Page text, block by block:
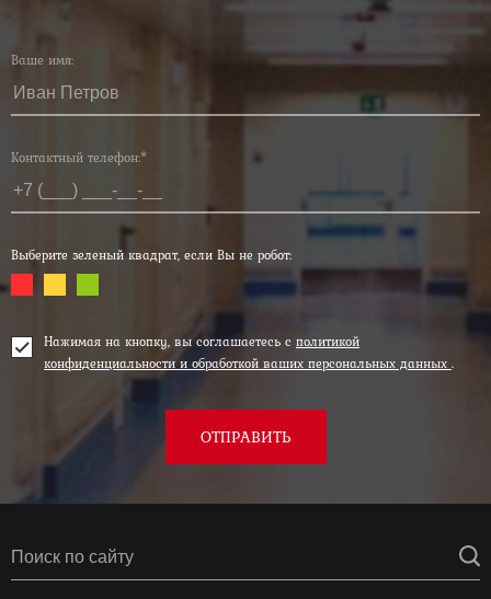
Ваше имя:
Контактный телефон:*
Выберите зеленый квадрат, если Вы не робот:
Нажимая на кнопку, вы соглашаетесь с политикой
конфиденциальности и обработкой ваших персональных данных .
ОТПРАВИТЬ